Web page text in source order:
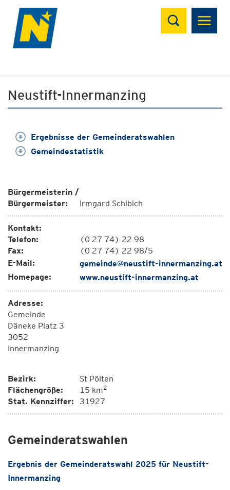
Suchen
Neustift-Innermanzing
Ergebnisse der Gemeinderatswahlen
Gemeindestatistik
Bürgermeisterin /
Bürgermeister:
Irmgard Schibich
Kontakt:
Telefon:
(0 27 74) 22 98
Fax:
(0 27 74) 22 98/5
E-Mail:
gemeinde@neustift-innermanzing.at
Homepage:
www.neustift-innermanzing.at
Adresse:
Gemeinde
Däneke Platz 3
3052
Innermanzing
Bezirk:
St Pölten
Flächengröße:
15 km2
Stat. Kennziffer: 31927
Gemeinderatswahlen
Ergebnis der Gemeinderatswahl 2025 für Neustift-
Innermanzing